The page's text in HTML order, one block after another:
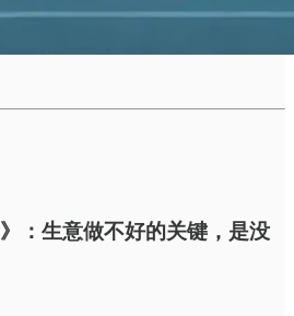
：生意做不好的关键，是没